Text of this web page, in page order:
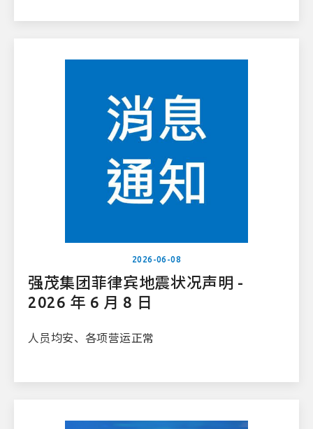
2026-06-08
强茂集团菲律宾地震状况声明 -
2026 年 6 月 8 日
人员均安、各项营运正常